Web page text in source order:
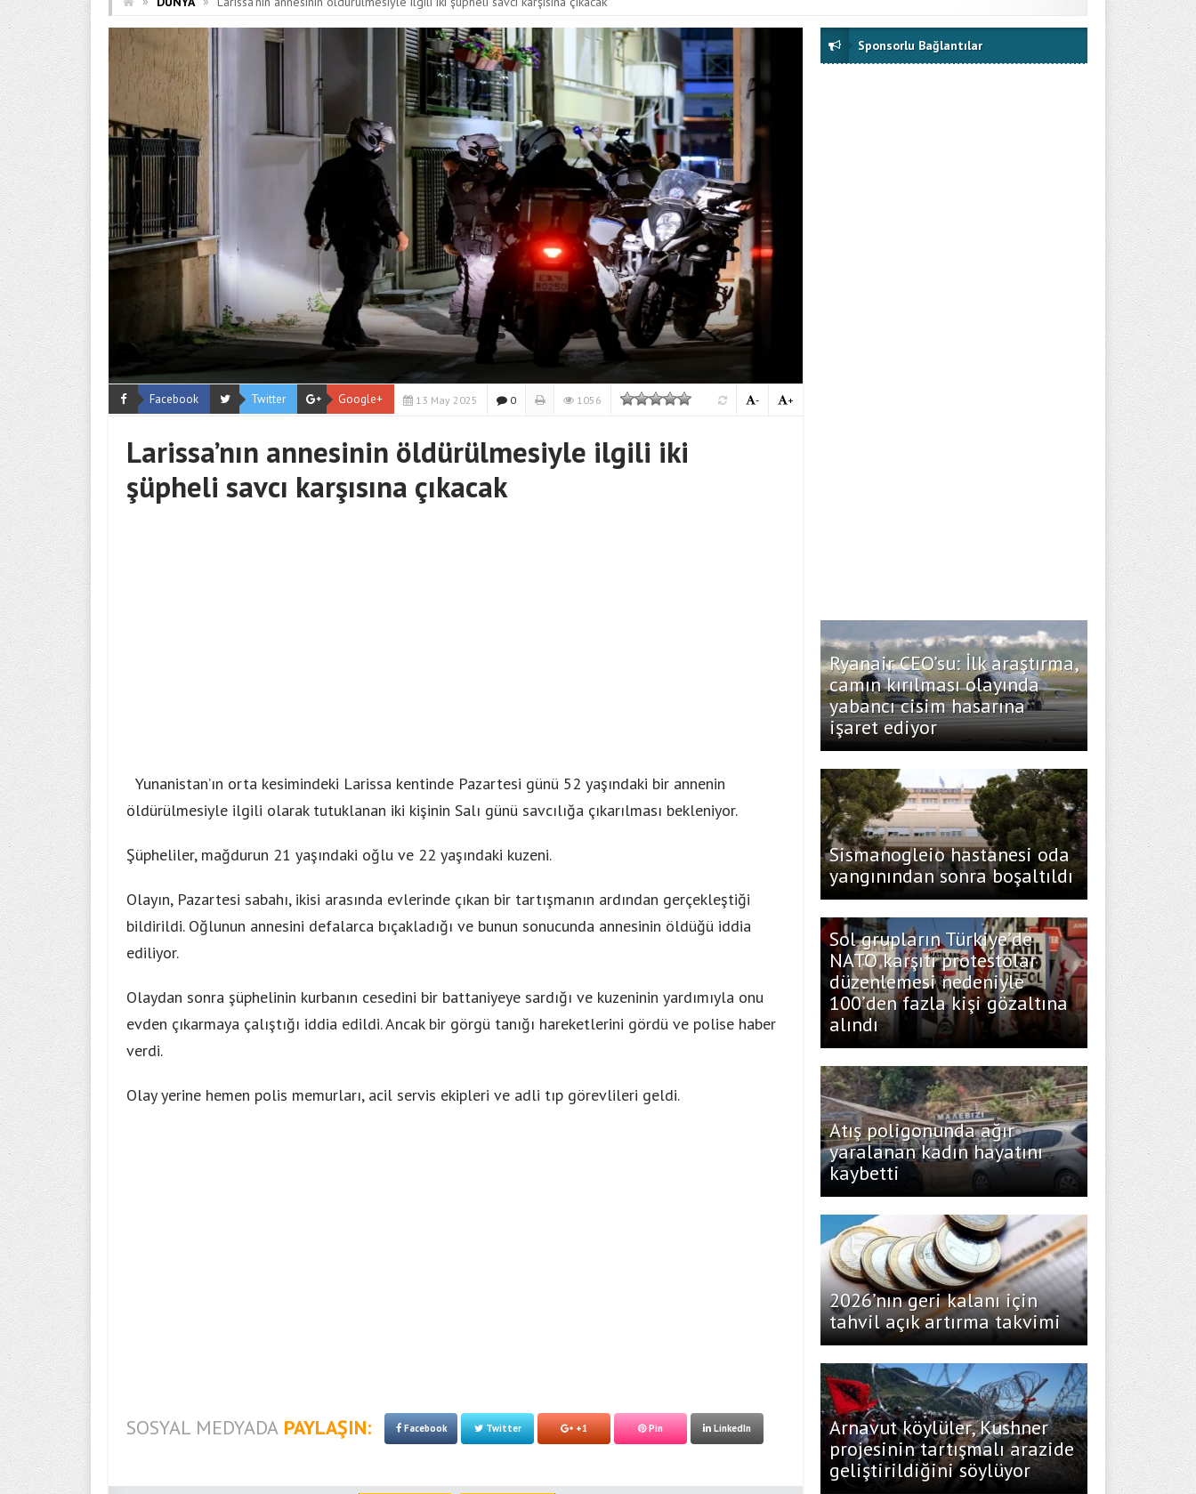
Facebook Twitter Google+ 13 May 2025 0 1056 +
-
Larissa’nın annesinin öldürülmesiyle ilgili iki
şüpheli savcı karşısına çıkacak
Yunanistan’ın orta kesimindeki Larissa kentinde Pazartesi günü 52 yaşındaki bir annenin
öldürülmesiyle ilgili olarak tutuklanan iki kişinin Salı günü savcılığa çıkarılması bekleniyor.
Şüpheliler, mağdurun 21 yaşındaki oğlu ve 22 yaşındaki kuzeni.
Olayın, Pazartesi sabahı, ikisi arasında evlerinde çıkan bir tartışmanın ardından gerçekleştiği
bildirildi. Oğlunun annesini defalarca bıçakladığı ve bunun sonucunda annesinin öldüğü iddia
ediliyor.
Olaydan sonra şüphelinin kurbanın cesedini bir battaniyeye sardığı ve kuzeninin yardımıyla onu
evden çıkarmaya çalıştığı iddia edildi. Ancak bir görgü tanığı hareketlerini gördü ve polise haber
verdi.
Olay yerine hemen polis memurları, acil servis ekipleri ve adli tıp görevlileri geldi.
SOSYAL MEDYADA PAYLAŞIN: Facebook Twitter +1 Pin LinkedIn
Sponsorlu Bağlantılar
Ryanair CEO’su: İlk araştırma,
camın kırılması olayında
yabancı cisim hasarına
işaret ediyor
Sismanogleio hastanesi oda
yangınından sonra boşaltıldı
Sol grupların Türkiye’de
NATO karşıtı protestolar
düzenlemesi nedeniyle
100’den fazla kişi gözaltına
alındı
Atış poligonunda ağır
yaralanan kadın hayatını
kaybetti
2026’nın geri kalanı için
tahvil açık artırma takvimi
Arnavut köylüler, Kushner
projesinin tartışmalı arazide
geliştirildiğini söylüyor